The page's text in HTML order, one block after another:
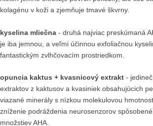
kolagénu v koži a zjemňuje tmavé škvrny.
kyselina mliečna - druhá najviac preskúmaná
je iba jemnou, a veľmi účinnou exfoliačnou
fantastickým zvlhčovacím prostriedkom.
opuncia kaktus + kvasnicový extrakt -
extraktov z kaktusov a kvasiniek obsahujúcich
viazané minerály s nízkou molekulovou
zníženie podráždenia neurosenzorov
množstiev AHA.